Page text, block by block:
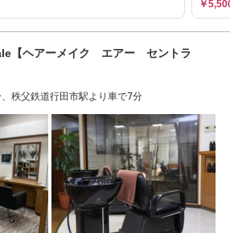
￥
【ヘアーメイク エアー セントラ
秩父鉄道行田市駅より車で7分